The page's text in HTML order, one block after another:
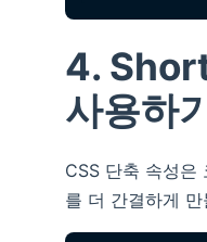
4.
사용하
CSS 단축 속성은
를 더 간결하게